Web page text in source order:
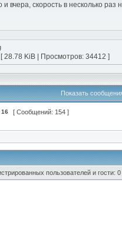
вчера, скорость в несколько раз
28.78 KiB | Просмотров: 34412 ]
Показать
16 [ Сообщений: 154 ]
пользователей и гости: 0